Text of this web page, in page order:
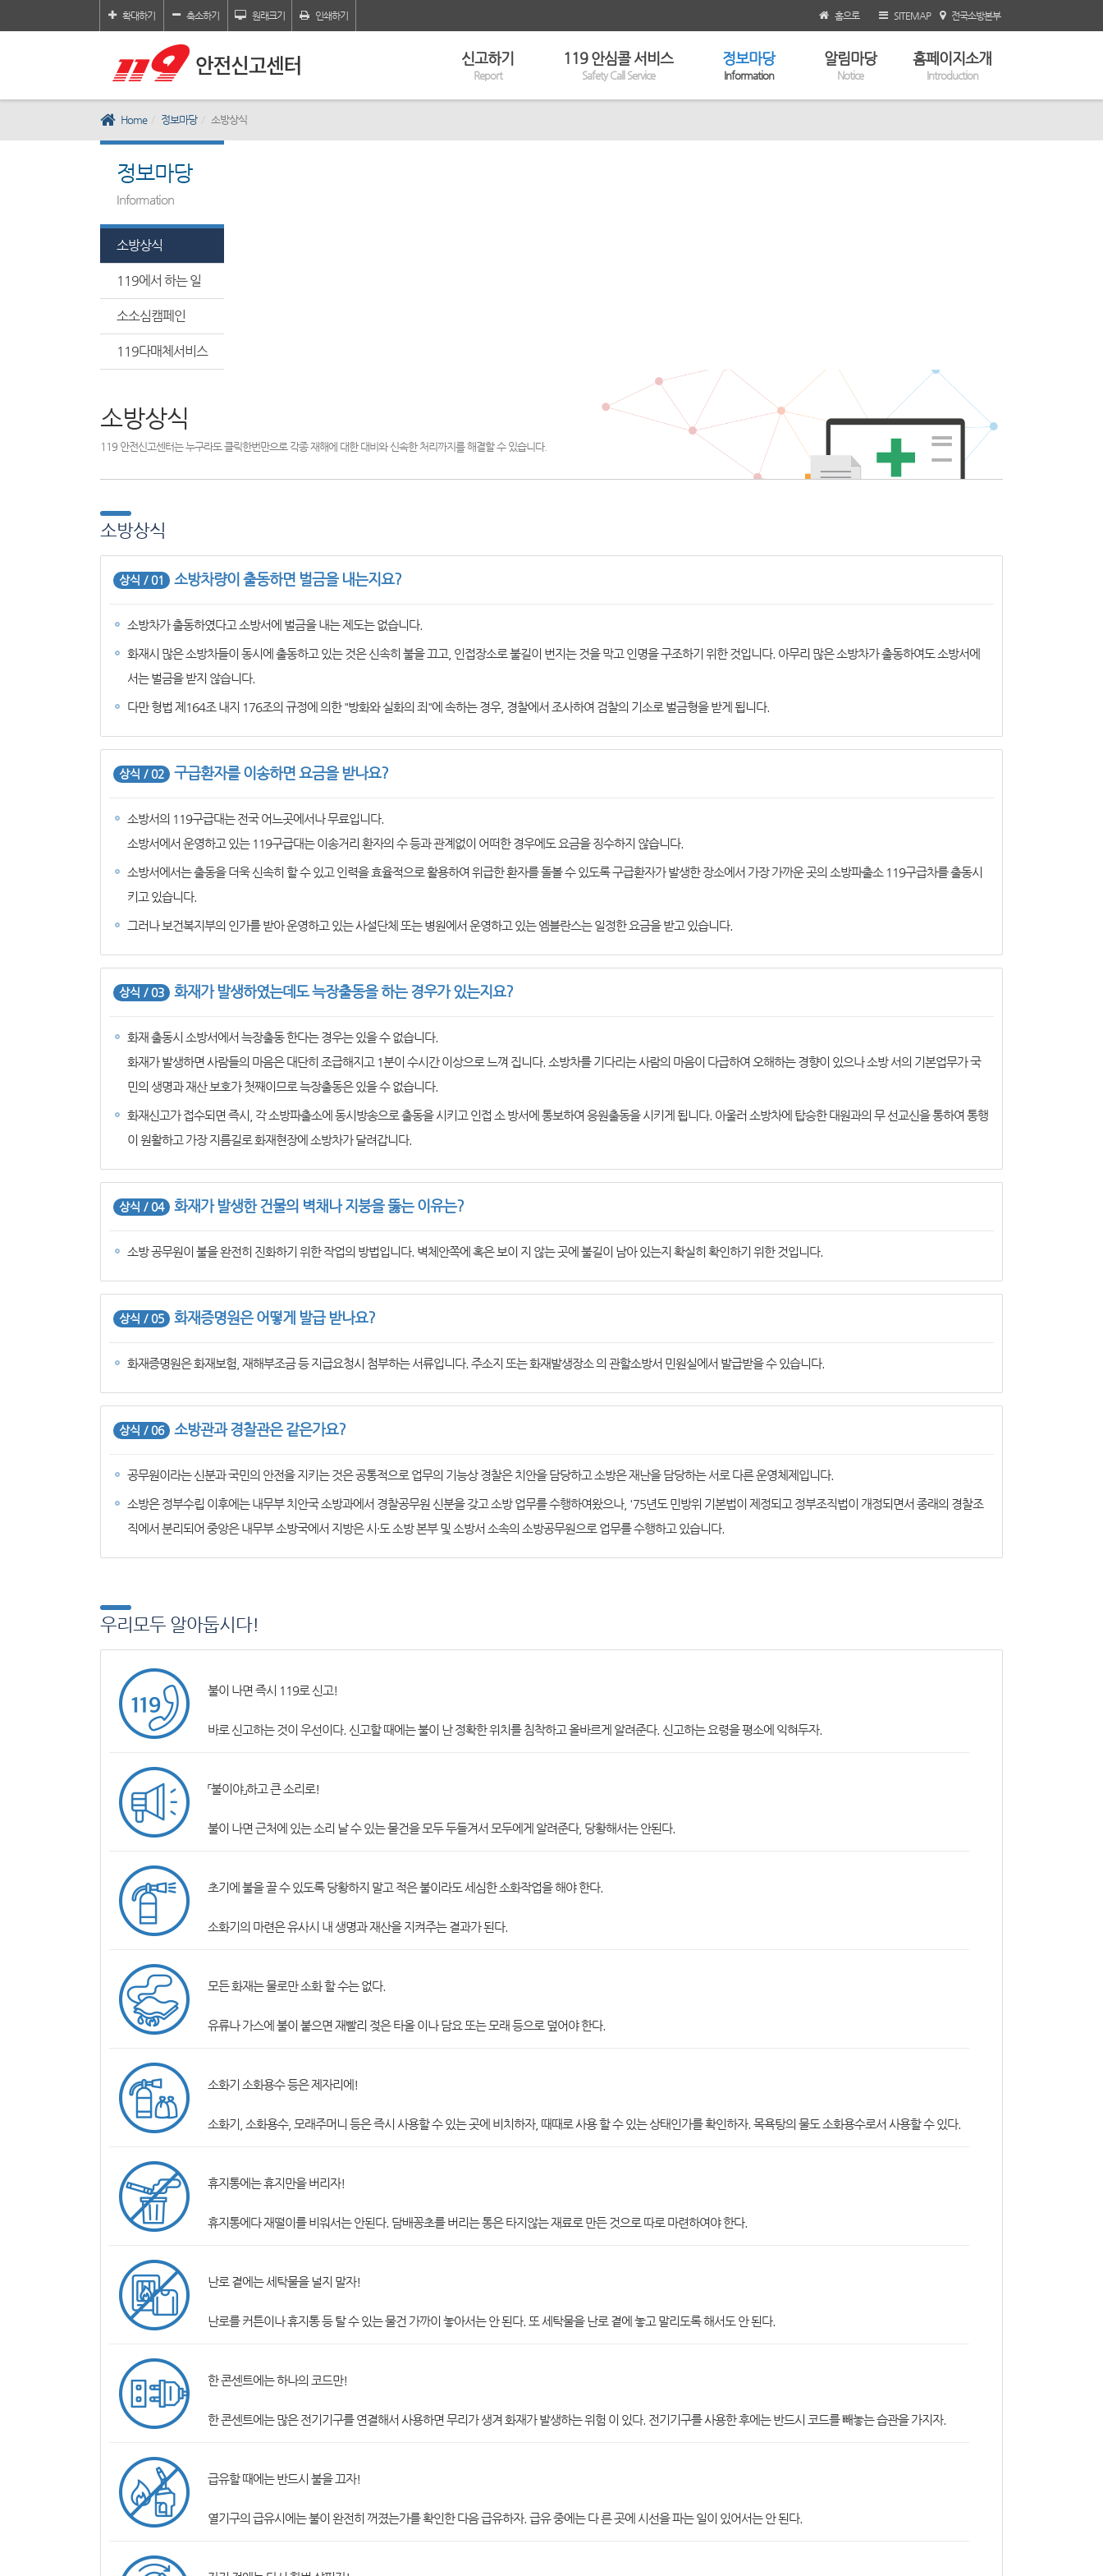
확대하기 축소하기 원래크기 인쇄하기 홈으로 SITEMAP 전국소방본부
신고하기
Report
119 안심콜 서비스
Safety Call Service
정보마당
Information
알림마당
Notice
홈페이지소개
Introduction
Home 정보마당 소방상식
정보마당
Information
소방상식
119에서 하는 일
소소심캠페인
119다매체서비스
소방상식
119 안전신고센터는 누구라도 클릭한번만으로 각종 재해에 대한 대비와 신속한 처리까지를 해결할 수 있습니다.
소방상식
상식 / 01 소방차량이 출동하면 벌금을 내는지요?
소방차가 출동하였다고 소방서에 벌금을 내는 제도는 없습니다.
화재시 많은 소방차들이 동시에 출동하고 있는 것은 신속히 불을 끄고, 인접장소로 불길이 번지는 것을 막고 인명을 구조하기 위한 것입니다. 아무리 많은 소방차가 출동하여도 소방서에
서는 벌금을 받지 않습니다.
다만 형법 제164조 내지 176조의 규정에 의한 "방화와 실화의 죄"에 속하는 경우, 경찰에서 조사하여 검찰의 기소로 벌금형을 받게 됩니다.
상식 / 02 구급환자를 이송하면 요금을 받나요?
소방서의 119구급대는 전국 어느곳에서나 무료입니다.
소방서에서 운영하고 있는 119구급대는 이송거리 환자의 수 등과 관계없이 어떠한 경우에도 요금을 징수하지 않습니다.
소방서에서는 출동을 더욱 신속히 할 수 있고 인력을 효율적으로 활용하여 위급한 환자를 돌볼 수 있도록 구급환자가 발생한 장소에서 가장 가까운 곳의 소방파출소 119구급차를 출동시
키고 있습니다.
그러나 보건복지부의 인가를 받아 운영하고 있는 사설단체 또는 병원에서 운영하고 있는 엠블란스는 일정한 요금을 받고 있습니다.
상식 / 03 화재가 발생하였는데도 늑장출동을 하는 경우가 있는지요?
화재 출동시 소방서에서 늑장출동 한다는 경우는 있을 수 없습니다.
화재가 발생하면 사람들의 마음은 대단히 조급해지고 1분이 수시간 이상으로 느껴 집니다. 소방차를 기다리는 사람의 마음이 다급하여 오해하는 경향이 있으나 소방 서의 기본업무가 국
민의 생명과 재산 보호가 첫째이므로 늑장출동은 있을 수 없습니다.
화재신고가 접수되면 즉시, 각 소방파출소에 동시방송으로 출동을 시키고 인접 소 방서에 통보하여 응원출동을 시키게 됩니다. 아울러 소방차에 탑승한 대원과의 무 선교신을 통하여 통행
이 원활하고 가장 지름길로 화재현장에 소방차가 달려갑니다.
상식 / 04 화재가 발생한 건물의 벽채나 지붕을 뚫는 이유는?
소방 공무원이 불을 완전히 진화하기 위한 작업의 방법입니다. 벽체안쪽에 혹은 보이 지 않는 곳에 불길이 남아 있는지 확실히 확인하기 위한 것입니다.
상식 / 05 화재증명원은 어떻게 발급 받나요?
화재증명원은 화재보험, 재해부조금 등 지급요청시 첨부하는 서류입니다. 주소지 또는 화재발생장소 의 관할소방서 민원실에서 발급받을 수 있습니다.
상식 / 06 소방관과 경찰관은 같은가요?
공무원이라는 신분과 국민의 안전을 지키는 것은 공통적으로 업무의 기능상 경찰은 치안을 담당하고 소방은 재난을 담당하는 서로 다른 운영체제입니다.
소방은 정부수립 이후에는 내무부 치안국 소방과에서 경찰공무원 신분을 갖고 소방 업무를 수행하여왔으나, '75년도 민방위 기본법이 제정되고 정부조직법이 개정되면서 종래의 경찰조
직에서 분리되어 중앙은 내무부 소방국에서 지방은 시·도 소방 본부 및 소방서 소속의 소방공무원으로 업무를 수행하고 있습니다.
우리모두 알아둡시다!
불이 나면 즉시 119로 신고!
바로 신고하는 것이 우선이다. 신고할 때에는 불이 난 정확한 위치를 침착하고 올바르게 알려준다. 신고하는 요령을 평소에 익혀두자.
「불이야」하고 큰 소리로!
불이 나면 근처에 있는 소리 날 수 있는 물건을 모두 두들겨서 모두에게 알려준다, 당황해서는 안된다.
초기에 불을 끌 수 있도록 당황하지 말고 적은 불이라도 세심한 소화작업을 해야 한다.
소화기의 마련은 유사시 내 생명과 재산을 지켜주는 결과가 된다.
모든 화재는 물로만 소화 할 수는 없다.
유류나 가스에 불이 붙으면 재빨리 젖은 타올 이나 담요 또는 모래 등으로 덮어야 한다.
소화기 소화용수 등은 제자리에!
소화기, 소화용수, 모래주머니 등은 즉시 사용할 수 있는 곳에 비치하자, 때때로 사용 할 수 있는 상태인가를 확인하자. 목욕탕의 물도 소화용수로서 사용할 수 있다.
휴지통에는 휴지만을 버리자!
휴지통에다 재떨이를 비워서는 안된다. 담배꽁초를 버리는 통은 타지않는 재료로 만든 것으로 따로 마련하여야 한다.
난로 곁에는 세탁물을 널지 말자!
난로를 커튼이나 휴지통 등 탈 수 있는 물건 가까이 놓아서는 안 된다. 또 세탁물을 난로 곁에 놓고 말리도록 해서도 안 된다.
한 콘센트에는 하나의 코드만!
한 콘센트에는 많은 전기기구를 연결해서 사용하면 무리가 생겨 화재가 발생하는 위험 이 있다. 전기기구를 사용한 후에는 반드시 코드를 빼놓는 습관을 가지자.
급유할 때에는 반드시 불을 끄자!
열기구의 급유시에는 불이 완전히 꺼졌는가를 확인한 다음 급유하자. 급유 중에는 다 른 곳에 시선을 파는 일이 있어서는 안 된다.